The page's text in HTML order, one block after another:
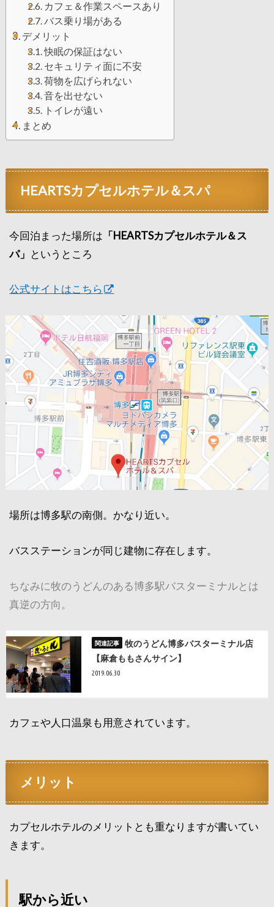
カフェ＆作業スペースあり
バス乗り場がある
デメリット
快眠の保証はない
セキュリティ面に不安
荷物を広げられない
音を出せない
トイレが遠い
まとめ
HEARTSカプセルホテル＆スパ
今回泊まった場所は 「HEARTSカプセルホテル＆ス
パ」 というところ
公式サイトはこちら
場所は博多駅の南側。かなり近い。
バスステーションが同じ建物に存在します。
ちなみに牧のうどんのある博多駅バスターミナルとは
真逆の方向。
牧のうどん博多バスターミナル店
【麻倉ももさんサイン】
2019.06.30
カフェや人口温泉も用意されています。
メリット
カプセルホテルのメリットとも重なりますが書いてい
きます。
駅から近い